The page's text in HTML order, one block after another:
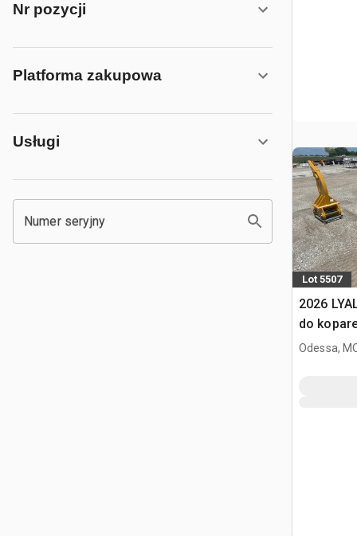
Nr pozycji
Platforma zakupowa
Usługi
Numer seryjny
Lot 5507
2026
do
Odessa,